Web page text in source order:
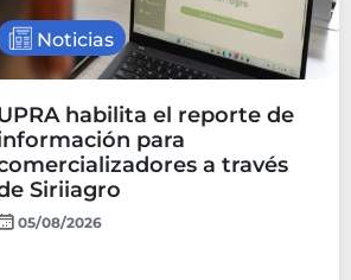
Noticias
habilita el reporte de
para
a través
Siriiagro
05/08/2026